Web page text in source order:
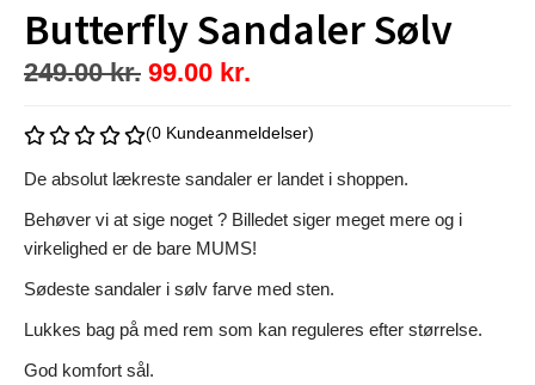
Butterfly Sandaler Sølv
249.00kr. 99.00 kr.
(0 Kundeanmeldelser)
De absolut lækreste sandaler er landet i shoppen.
Behøver vi at sige noget ? Billedet siger meget mere og i
virkelighed er de bare MUMS!
Sødeste sandaler i sølv farve med sten.
Lukkes bag på med rem som kan reguleres efter størrelse.
God komfort sål.